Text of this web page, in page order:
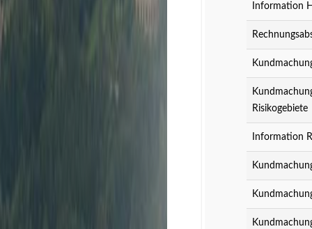
Information
Risikogebiete
Information